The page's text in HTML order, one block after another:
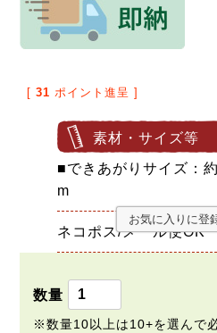
[ 31 ポイント進呈 ]
素材・サイズ等
■できあがりサイズ：
m
ネコポス/メール便OK
お気に入りに登